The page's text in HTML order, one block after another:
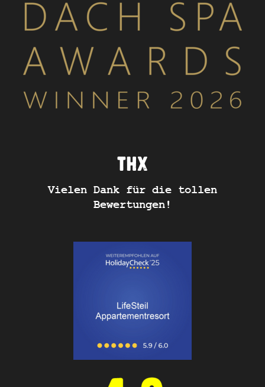
THX
Vielen Dank für die tollen
Bewertungen!